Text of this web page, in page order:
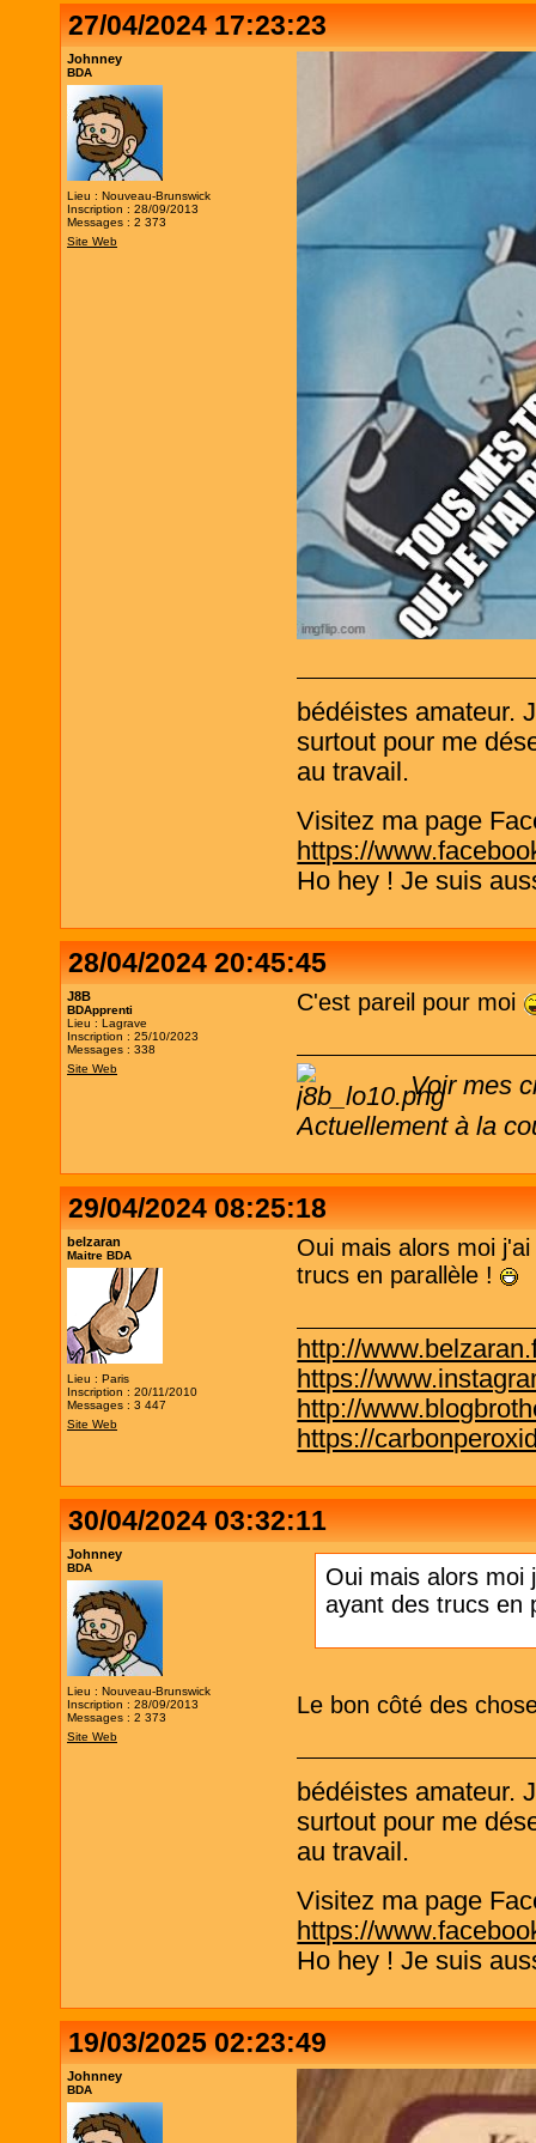
27/04/2024 17:23:23
Johnney
BDA
Lieu : Nouveau-Brunswick
Inscription : 28/09/2013
Messages : 2 373
Site Web
bédéistes amateur.
surtout pour me
au travail.
Visitez ma page
https://
Ho hey ! Je suis
28/04/2024 20:45:45
J8B
BDApprenti
Lieu : Lagrave
Inscription : 25/10/2023
Messages : 338
Site Web
C'est pareil pour moi
Voir mes
Actuellement à la
29/04/2024 08:25:18
belzaran
Maitre BDA
Lieu : Paris
Inscription : 20/11/2010
Messages : 3 447
Site Web
Oui mais alors moi
trucs en parallèle !
http://
https://
http://
https://
30/04/2024 03:32:11
Johnney
BDA
Lieu : Nouveau-Brunswick
Inscription : 28/09/2013
Messages : 2 373
Site Web
Oui mais alors moi
ayant des trucs en
Le bon côté des
bédéistes amateur.
surtout pour me
au travail.
Visitez ma page
https://
Ho hey ! Je suis
19/03/2025 02:23:49
Johnney
BDA